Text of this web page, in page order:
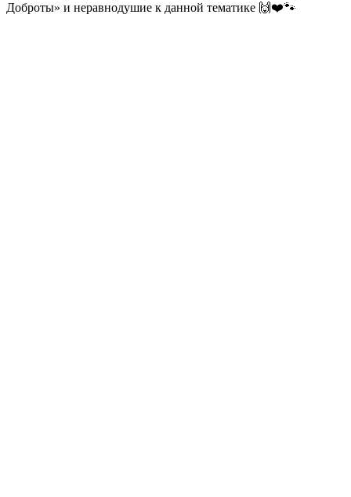
Доброты» и неравнодушие к данной тематике 🙌❤️🐾